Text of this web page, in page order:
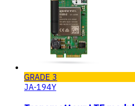
GRADE 3
JA-194Y